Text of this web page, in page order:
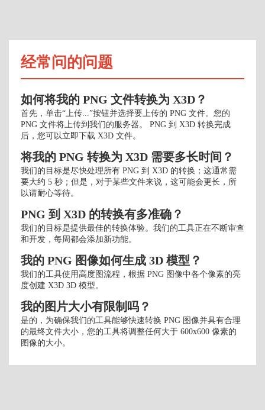
经常问的问题
如何将我的 PNG 文件转换为 X3D？
首先，单击“上传...”按钮并选择要上传的 PNG 文件。您的
PNG 文件将上传到我们的服务器。 PNG 到 X3D 转换完成
后，您可以立即下载 X3D 文件。
将我的 PNG 转换为 X3D 需要多长时间？
我们的目标是尽快处理所有 PNG 到 X3D 的转换；这通常需
要大约 5 秒；但是，对于某些文件来说，这可能会更长，所
以请耐心等待。
PNG 到 X3D 的转换有多准确？
我们的目标是提供最佳的转换体验。我们的工具正在不断审查
和开发，每周都会添加新功能。
我的 PNG 图像如何生成 3D 模型？
我们的工具使用高度图流程，根据 PNG 图像中各个像素的亮
度创建 X3D 3D 模型。
我的图片大小有限制吗？
是的，为确保我们的工具能够快速转换 PNG 图像并具有合理
的最终文件大小，您的工具将调整任何大于 600x600 像素的
图像的大小。